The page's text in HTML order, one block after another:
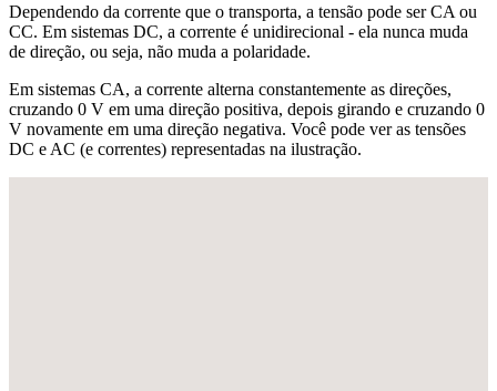
Dependendo da corrente que o transporta, a tensão pode ser CA ou
CC. Em sistemas DC, a corrente é unidirecional - ela nunca muda
de direção, ou seja, não muda a polaridade.
Em sistemas CA, a corrente alterna constantemente as direções,
cruzando 0 V em uma direção positiva, depois girando e cruzando 0
V novamente em uma direção negativa. Você pode ver as tensões
DC e AC (e correntes) representadas na ilustração.